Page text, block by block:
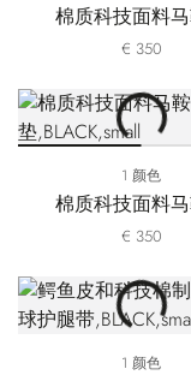
棉质科技面料
€ 350
1 颜色
棉质科技面料
€ 350
1 颜色